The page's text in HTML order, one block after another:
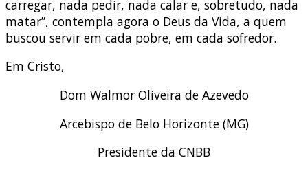
carregar, nada pedir, nada calar e, sobretudo, nada
matar”, contempla agora o Deus da Vida, a quem
buscou servir em cada pobre, em cada sofredor.
Em Cristo,
Dom Walmor Oliveira de Azevedo
Arcebispo de Belo Horizonte (MG)
Presidente da CNBB